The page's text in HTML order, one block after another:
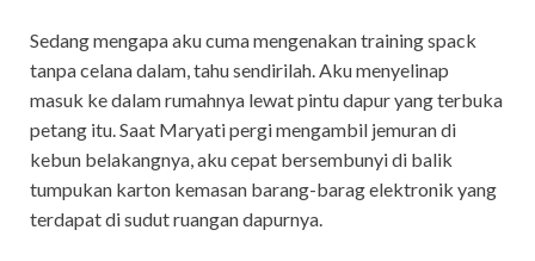
Sedang mengapa aku cuma mengenakan training spack
tanpa celana dalam, tahu sendirilah. Aku menyelinap
masuk ke dalam rumahnya lewat pintu dapur yang terbuka
petang itu. Saat Maryati pergi mengambil jemuran di
kebun belakangnya, aku cepat bersembunyi di balik
tumpukan karton kemasan barang-barag elektronik yang
terdapat di sudut ruangan dapurnya.